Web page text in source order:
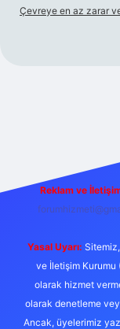
Çevreye en az zarar
Reklam ve
Yasal Uyarı:
ve İletişim Kurumu
olarak hizmet
olarak denetleme
Ancak, üyelerimiz